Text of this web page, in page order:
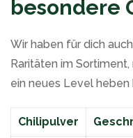
besondere
Wir haben für dich
Raritäten im
ein neues Level heben
Chilipulver